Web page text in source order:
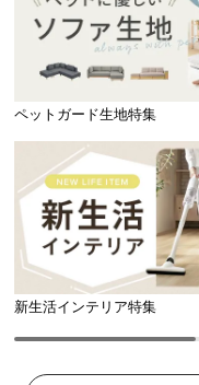
ペットガード生地特集
新生活インテリア特集